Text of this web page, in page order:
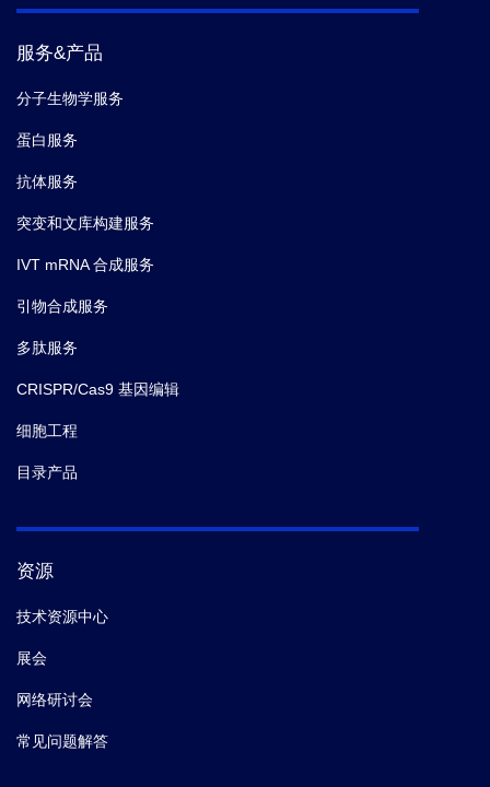
服务&产品
分子生物学服务
蛋白服务
抗体服务
突变和文库构建服务
IVT mRNA 合成服务
引物合成服务
多肽服务
CRISPR/Cas9 基因编辑
细胞工程
目录产品
资源
技术资源中心
展会
网络研讨会
常见问题解答